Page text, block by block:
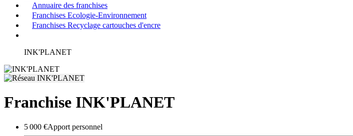
Annuaire des franchises
Franchises Ecologie-Environnement
Franchises Recyclage cartouches d'encre
INK'PLANET
Franchise INK'PLANET
5 000 €Apport personnel